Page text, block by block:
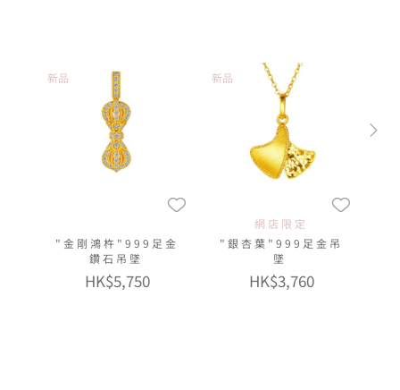
新品
"金剛鴻杵"999足金
鑽石吊墜
HK$5,750
新品
網店限定
"銀杏葉"999足金吊
墜
HK$3,760